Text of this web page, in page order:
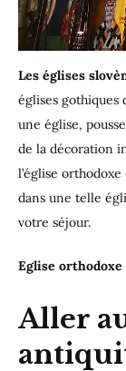
Les églises
églises gothiques
une église,
de la décoration
l’église
dans une telle
votre séjour.
Eglise orthodoxe
Aller